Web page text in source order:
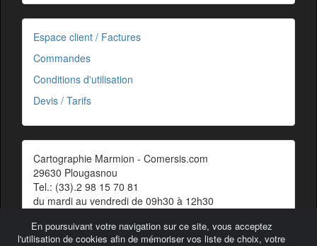
En poursuivant votre navigation sur ce site, vous acceptez
l'utilisation de cookies afin de mémoriser vos liste de choix, votre
Espace client / Factures
Commandes
Conditions d'utilisation
Devis / Tarifs
Cartographie Marmion - Comersis.com
29630 Plougasnou
Tel.: (33).2 98 15 70 81
du mardi au vendredi de 09h30 à 12h30
Contact